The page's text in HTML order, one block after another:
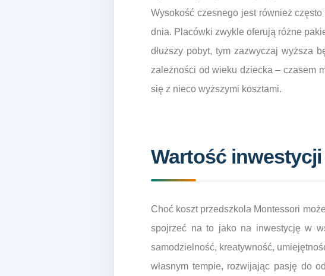
Wysokość czesnego jest również
dnia. Placówki zwykle oferują różne
dłuższy pobyt, tym zazwyczaj wyższa
zależności od wieku dziecka – czasem
się z nieco wyższymi kosztami.
Wartość
Choć koszt przedszkola Montessori
spojrzeć na to jako na inwestycję w
samodzielność, kreatywność,
własnym tempie, rozwijając pasję do